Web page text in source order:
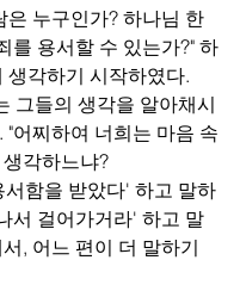
은 누구인가? 하나님 한
를 용서할 수 있는가?" 하
생각하기 시작하였다.
그들의 생각을 알아채시
"어찌하여 너희는 마음 속
각하느냐?
서함을 받았다' 하고 말하
서 걸어가거라' 하고 말
, 어느 편이 더 말하기